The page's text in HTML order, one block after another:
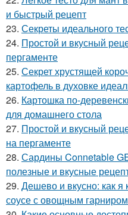
и быстрый рецепт
23. Секреты идеального
24. Простой и вкусный
пергаменте
25. Секрет хрустящей
картофель в духовке
26. Картошка по-
для домашнего стола
27. Простой и вкусный
на пергаменте
28. Сардины Connetable
полезные и вкусные
29. Дешево и вкусно: как я
соусе с овощным гарниром